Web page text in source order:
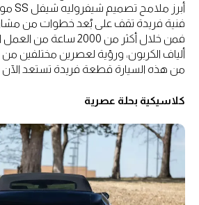
فنية فريدة تقف على بُعد خطوات من مشاريع
فمن خلال أكثر من 2000
ألياف الكربون، ورؤية لعصرين مختلفين من
من هذه السيارة قطعة فريدة تستعد الآن
كلاسيكية بحلة عصرية